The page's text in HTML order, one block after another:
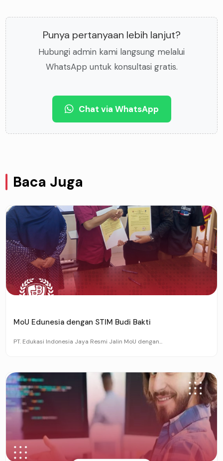
Punya pertanyaan lebih lanjut?
Hubungi admin kami langsung melalui
WhatsApp untuk konsultasi gratis.
Chat via WhatsApp
Baca Juga
MoU Edunesia dengan STIM Budi Bakti
PT. Edukasi Indonesia Jaya Resmi Jalin MoU dengan...